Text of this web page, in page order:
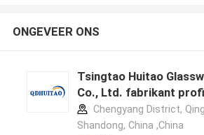
ONGEVEER ONS
Tsingtao Huitao
Co., Ltd. fabrikant
Chengyang District,
Shandong, China ,China